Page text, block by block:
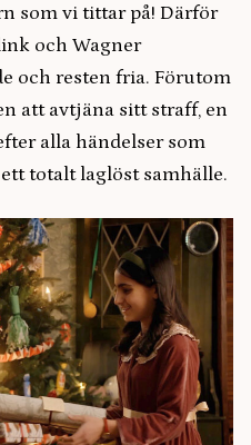
som vi tittar på! Därför
och Wagner
och resten fria. Förutom
att avtjäna sitt straff, en
alla händelser som
totalt laglöst samhälle.